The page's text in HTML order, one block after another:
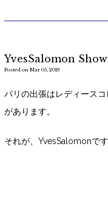
YvesSalomon
Posted on Mar 05, 2019
パリの出張はレディース
があります。
それが、YvesSalomonです